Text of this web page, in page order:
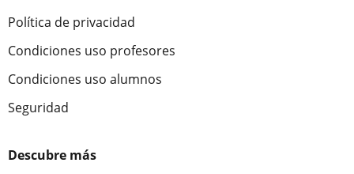
Política de privacidad
Condiciones uso profesores
Condiciones uso alumnos
Seguridad
Descubre más